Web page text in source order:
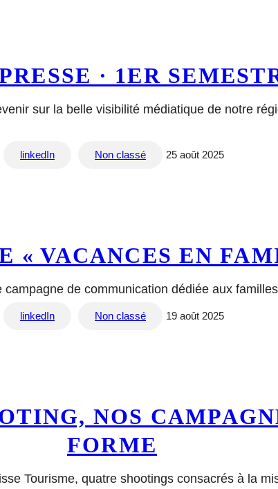
· 1ER
sur la belle visibilité médiatique de notre
linkedIn Non classé 25 août 2025
« VACANCES EN
de communication dédiée aux
linkedIn Non classé 19 août 2025
NOS
FORME
Tourisme, quatre shootings consacrés à la